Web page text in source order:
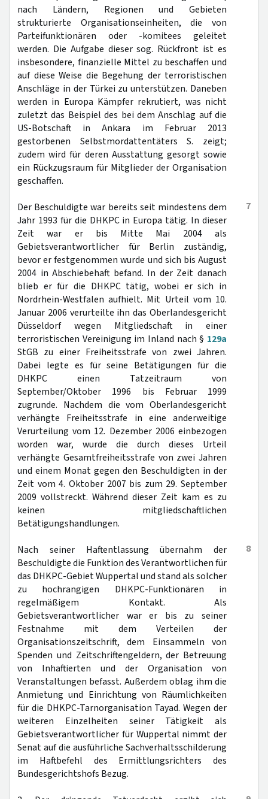
nach Ländern, Regionen und Gebieten
strukturierte Organisationseinheiten, die von
Parteifunktionären oder -komitees geleitet
werden. Die Aufgabe dieser sog. Rückfront ist es
insbesondere, finanzielle Mittel zu beschaffen und
auf diese Weise die Begehung der terroristischen
Anschläge in der Türkei zu unterstützen. Daneben
werden in Europa Kämpfer rekrutiert, was nicht
zuletzt das Beispiel des bei dem Anschlag auf die
US-Botschaft in Ankara im Februar 2013
gestorbenen Selbstmordattentäters S. zeigt;
zudem wird für deren Ausstattung gesorgt sowie
ein Rückzugsraum für Mitglieder der Organisation
geschaffen.
7
Der Beschuldigte war bereits seit mindestens dem
Jahr 1993 für die DHKPC in Europa tätig. In dieser
Zeit war er bis Mitte Mai 2004 als
Gebietsverantwortlicher für Berlin zuständig,
bevor er festgenommen wurde und sich bis August
2004 in Abschiebehaft befand. In der Zeit danach
blieb er für die DHKPC tätig, wobei er sich in
Nordrhein-Westfalen aufhielt. Mit Urteil vom 10.
Januar 2006 verurteilte ihn das Oberlandesgericht
Düsseldorf wegen Mitgliedschaft in einer
terroristischen Vereinigung im Inland nach § 129a
StGB zu einer Freiheitsstrafe von zwei Jahren.
Dabei legte es für seine Betätigungen für die
DHKPC einen Tatzeitraum von
September/Oktober 1996 bis Februar 1999
zugrunde. Nachdem die vom Oberlandesgericht
verhängte Freiheitsstrafe in eine anderweitige
Verurteilung vom 12. Dezember 2006 einbezogen
worden war, wurde die durch dieses Urteil
verhängte Gesamtfreiheitsstrafe von zwei Jahren
und einem Monat gegen den Beschuldigten in der
Zeit vom 4. Oktober 2007 bis zum 29. September
2009 vollstreckt. Während dieser Zeit kam es zu
keinen mitgliedschaftlichen
Betätigungshandlungen.
8
Nach seiner Haftentlassung übernahm der
Beschuldigte die Funktion des Verantwortlichen für
das DHKPC-Gebiet Wuppertal und stand als solcher
zu hochrangigen DHKPC-Funktionären in
regelmäßigem Kontakt. Als
Gebietsverantwortlicher war er bis zu seiner
Festnahme mit dem Verteilen der
Organisationszeitschrift, dem Einsammeln von
Spenden und Zeitschriftengeldern, der Betreuung
von Inhaftierten und der Organisation von
Veranstaltungen befasst. Außerdem oblag ihm die
Anmietung und Einrichtung von Räumlichkeiten
für die DHKPC-Tarnorganisation Tayad. Wegen der
weiteren Einzelheiten seiner Tätigkeit als
Gebietsverantwortlicher für Wuppertal nimmt der
Senat auf die ausführliche Sachverhaltsschilderung
im Haftbefehl des Ermittlungsrichters des
Bundesgerichtshofs Bezug.